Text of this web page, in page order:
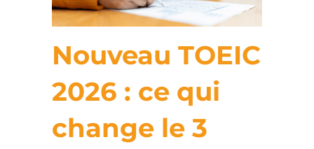
Nouveau TOEIC
2026 : ce qui
change le 3